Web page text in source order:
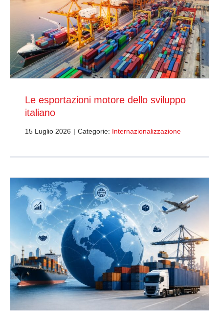
Le esportazioni motore dello sviluppo
italiano
15 Luglio 2026 | Categorie: Internazionalizzazione